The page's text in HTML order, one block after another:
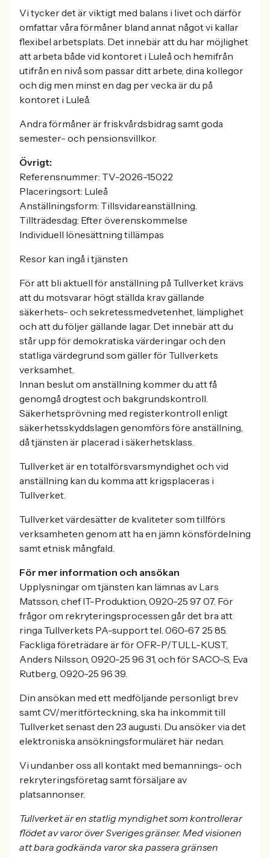
Vi tycker det är viktigt med balans i livet och därför
omfattar våra förmåner bland annat något vi kallar
flexibel arbetsplats. Det innebär att du har möjlighet
att arbeta både vid kontoret i Luleå och hemifrån
utifrån en nivå som passar ditt arbete, dina kollegor
och dig men minst en dag per vecka är du på
kontoret i Luleå.
Andra förmåner är friskvårdsbidrag samt goda
semester- och pensionsvillkor.
Övrigt:
Referensnummer: TV-2026-15022
Placeringsort: Luleå
Anställningsform: Tillsvidareanställning.
Tillträdesdag: Efter överenskommelse
Individuell lönesättning tillämpas
Resor kan ingå i tjänsten
För att bli aktuell för anställning på Tullverket krävs
att du motsvarar högt ställda krav gällande
säkerhets- och sekretessmedvetenhet, lämplighet
och att du följer gällande lagar. Det innebär att du
står upp för demokratiska värderingar och den
statliga värdegrund som gäller för Tullverkets
verksamhet.
Innan beslut om anställning kommer du att få
genomgå drogtest och bakgrundskontroll.
Säkerhetsprövning med registerkontroll enligt
säkerhetsskyddslagen genomförs före anställning,
då tjänsten är placerad i säkerhetsklass.
Tullverket är en totalförsvarsmyndighet och vid
anställning kan du komma att krigsplaceras i
Tullverket.
Tullverket värdesätter de kvaliteter som tillförs
verksamheten genom att ha en jämn könsfördelning
samt etnisk mångfald.
För mer information och ansökan
Upplysningar om tjänsten kan lämnas av Lars
Matsson, chef IT-Produktion, 0920-25 97 07. För
frågor om rekryteringsprocessen går det bra att
ringa Tullverkets PA-support tel. 060-67 25 85.
Fackliga företrädare är för OFR-P/TULL-KUST,
Anders Nilsson, 0920-25 96 31, och för SACO-S, Eva
Rutberg, 0920-25 96 39.
Din ansökan med ett medföljande personligt brev
samt CV/meritförteckning, ska ha inkommit till
Tullverket senast den 23 augusti. Du ansöker via det
elektroniska ansökningsformuläret här nedan.
Vi undanber oss all kontakt med bemannings- och
rekryteringsföretag samt försäljare av
platsannonser.
Tullverket är en statlig myndighet som kontrollerar
flödet av varor över Sveriges gränser. Med visionen
att bara godkända varor ska passera gränsen